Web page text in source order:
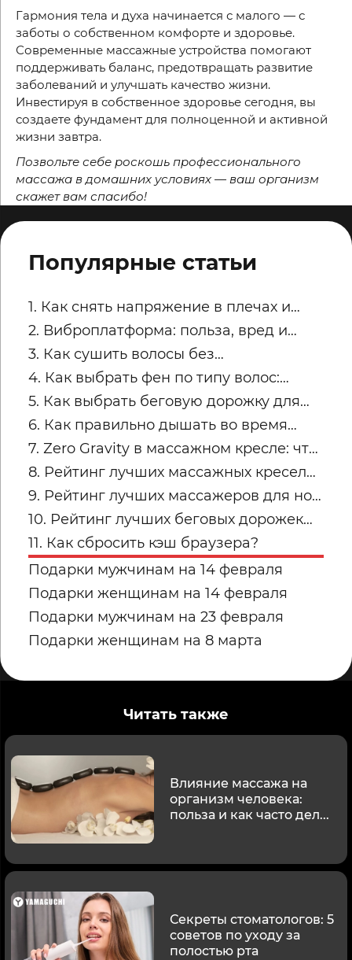
Гармония тела и духа начинается с малого — с
заботы о собственном комфорте и здоровье.
Современные массажные устройства помогают
поддерживать баланс, предотвращать развитие
заболеваний и улучшать качество жизни.
Инвестируя в собственное здоровье сегодня, вы
создаете фундамент для полноценной и активной
жизни завтра.
Позвольте себе роскошь профессионального
массажа в домашних условиях — ваш организм
скажет вам спасибо!
Популярные статьи
1. Как снять напряжение в плечах и
трапециях после рабочего дня
2. Виброплатформа: польза, вред и
советы по безопасным занятиям
3. Как сушить волосы без
пересушивания
4. Как выбрать фен по типу волос:
тонкие, кудрявые, пористые и
окрашенные
5. Как выбрать беговую дорожку для
квартиры
6. Как правильно дышать во время
силовых упражнений и кардио
7. Zero Gravity в массажном кресле: что
это и кому подходит
8. Рейтинг лучших массажных кресел
для дома: топ-модели Yamaguchi
9. Рейтинг лучших массажеров для ног
Yamaguchi: какую модель купить для
дома в 2026 году?
10. Рейтинг лучших беговых дорожек
для дома от Yamaguchi: какую модель
выбрать?
11. Как сбросить кэш браузера?
Подарки мужчинам на 14 февраля
Подарки женщинам на 14 февраля
Подарки мужчинам на 23 февраля
Подарки женщинам на 8 марта
Читать также
Влияние массажа на
организм человека:
польза и как часто дел...
Секреты стоматологов: 5
советов по уходу за
полостью рта